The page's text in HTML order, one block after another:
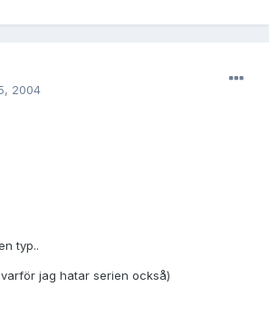
2004
typ..
jag hatar serien också)